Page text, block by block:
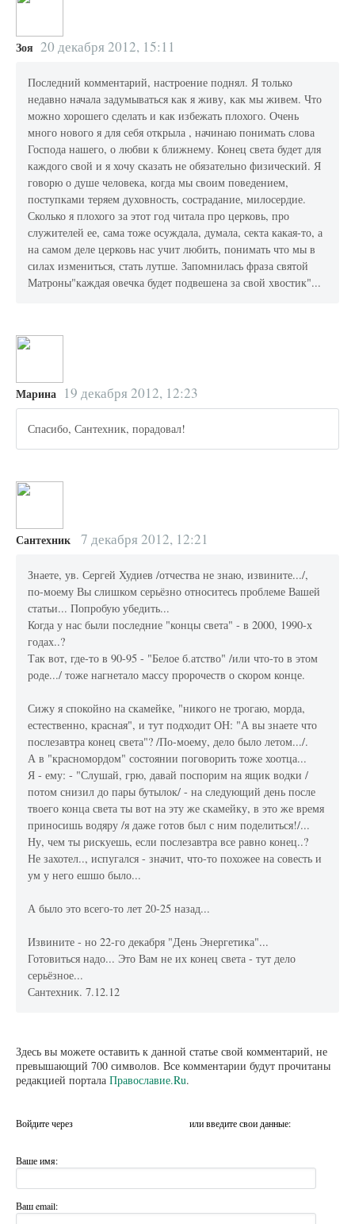
Зоя 20 декабря 2012, 15:11
Последний комментарий, настроение поднял. Я только
недавно начала задумываться как я живу, как мы живем. Что
можно хорошего сделать и как избежать плохого. Очень
много нового я для себя открыла , начинаю понимать слова
Господа нашего, о любви к ближнему. Конец света будет для
каждого свой и я хочу сказать не обязательно физический. Я
говорю о душе человека, когда мы своим поведением,
поступками теряем духовность, сострадание, милосердие.
Сколько я плохого за этот год читала про церковь, про
служителей ее, сама тоже осуждала, думала, секта какая-то, а
на самом деле церковь нас учит любить, понимать что мы в
силах измениться, стать лутше. Запомнилась фраза святой
Матроны"каждая овечка будет подвешена за свой хвостик"...
Марина 19 декабря 2012, 12:23
Спасибо, Сантехник, порадовал!
Сантехник 7 декабря 2012, 12:21
Знаете, ув. Сергей Худиев /отчества не знаю, извините.../,
по-моему Вы слишком серьёзно относитесь проблеме Вашей
статьи... Попробую убедить...
Когда у нас были последние "концы света" - в 2000, 1990-х
годах..?
Так вот, где-то в 90-95 - "Белое б.атство" /или что-то в этом
роде.../ тоже нагнетало массу пророчеств о скором конце.
Сижу я спокойно на скамейке, "никого не трогаю, морда,
естественно, красная", и тут подходит ОН: "А вы знаете что
послезавтра конец света"? /По-моему, дело было летом.../.
А в "красномордом" состоянии поговорить тоже хоотца...
Я - ему: - "Слушай, грю, давай поспорим на ящик водки /
потом снизил до пары бутылок/ - на следующий день после
твоего конца света ты вот на эту же скамейку, в это же время
приносишь водяру /я даже готов был с ним поделиться!/...
Ну, чем ты рискуешь, если послезавтра все равно конец..?
Не захотел.., испугался - значит, что-то похожее на совесть и
ум у него ешшо было...
А было это всего-то лет 20-25 назад...
Извините - но 22-го декабря "День Энергетика"...
Готовиться надо... Это Вам не их конец света - тут дело
серьёзное...
Сантехник. 7.12.12
Здесь вы можете оставить к данной статье свой комментарий, не
превышающий 700 символов. Все комментарии будут прочитаны
редакцией портала Православие.Ru.
Войдите через или введите свои данные:
Ваше имя:
Ваш email: